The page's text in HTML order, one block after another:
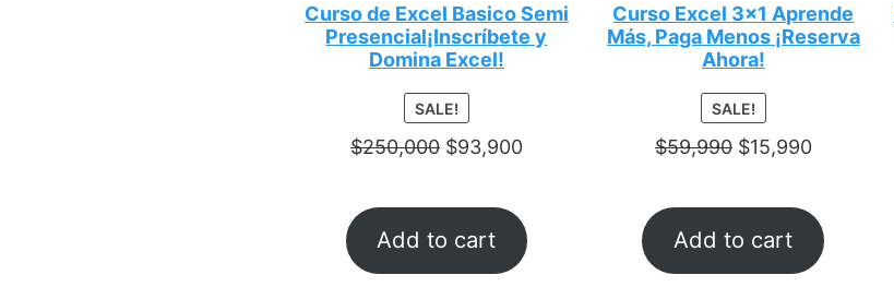
Curso de Excel Basico Semi
Presencial¡Inscríbete y
Domina Excel!
SALE!PRODUCT
SALE
$250,000 $93,900
Add to cart
Curso Excel 3×1 Aprende
Más, Paga Menos ¡Reserva
Ahora!
SALE!PRODUCT
SALE
$59,990 $15,990
Add to cart